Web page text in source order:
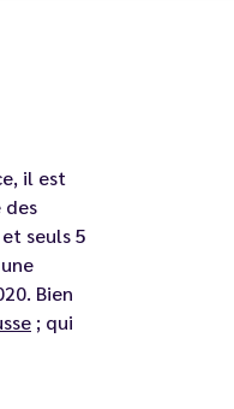
il est
des
seuls 5
Bien
; qui